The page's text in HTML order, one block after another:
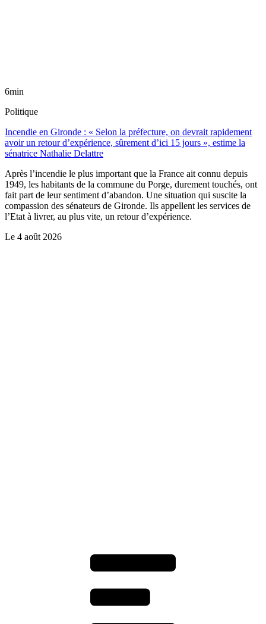
6min
Politique
Incendie en Gironde : « Selon la préfecture, on devrait rapidement
avoir un retour d’expérience, sûrement d’ici 15 jours », estime la
sénatrice Nathalie Delattre
Après l’incendie le plus important que la France ait connu depuis
1949, les habitants de la commune du Porge, durement touchés, ont
fait part de leur sentiment d’abandon. Une situation qui suscite la
compassion des sénateurs de Gironde. Ils appellent les services de
l’Etat à livrer, au plus vite, un retour d’expérience.
Le 4 août 2026